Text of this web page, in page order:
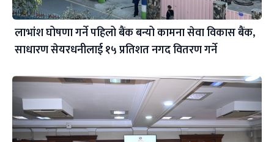
लाभांश घोषणा गर्ने पहिलो बैंक बन्यो कामना सेवा विकास बैंक,
साधारण सेयरधनीलाई १५ प्रतिशत नगद वितरण गर्ने